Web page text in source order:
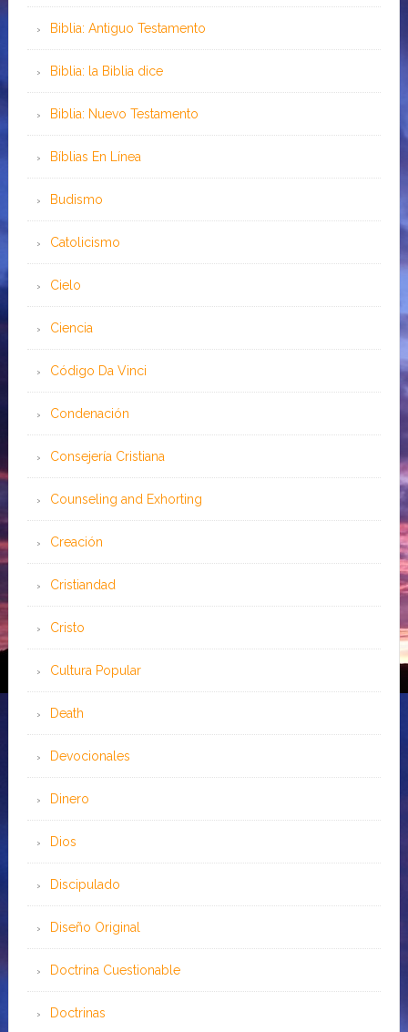
Biblia: Antiguo Testamento
Biblia: la Biblia dice
Biblia: Nuevo Testamento
Bíblias En Línea
Budismo
Catolicismo
Cielo
Ciencia
Código Da Vinci
Condenación
Consejería Cristiana
Counseling and Exhorting
Creación
Cristiandad
Cristo
Cultura Popular
Death
Devocionales
Dinero
Dios
Discipulado
Diseño Original
Doctrina Cuestionable
Doctrinas